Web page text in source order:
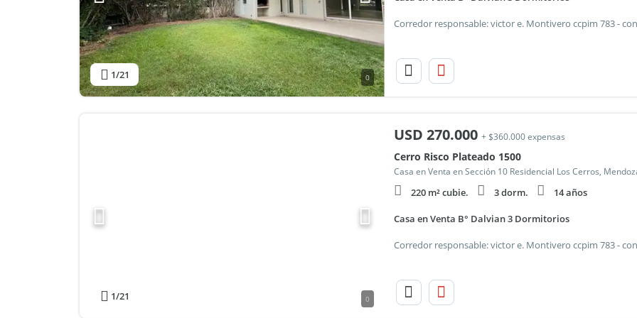
1/21 0
1/21 0
USD 270.000 + $360.000 expensas
Cerro Risco Plateado 1500
Casa en Venta en Sección 10 Residencial Los Cerros,
220 m² cubie. 3 dorm. 14 años
Casa en Venta B° Dalvian 3 Dormitorios